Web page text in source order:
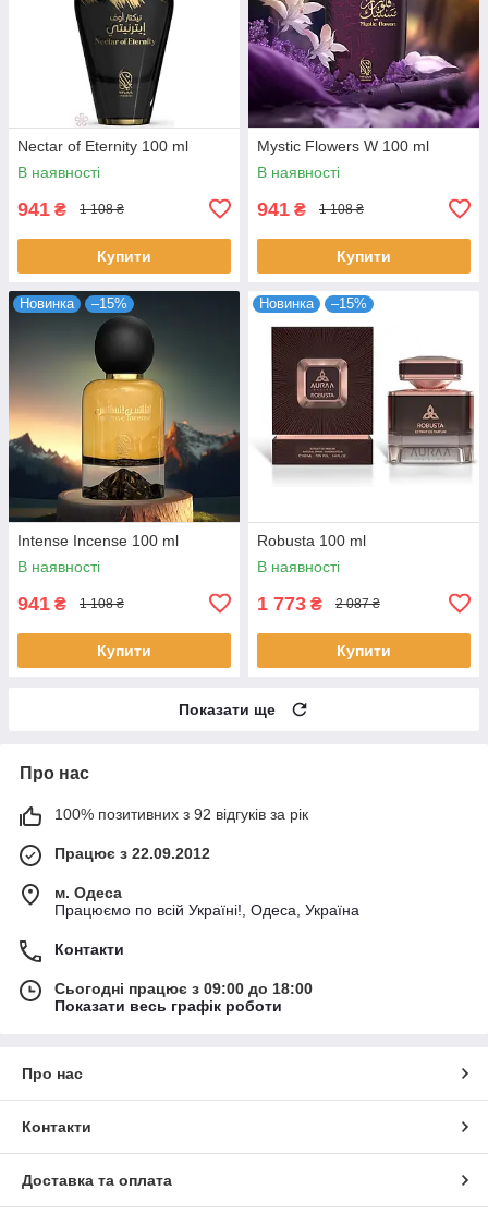
Nectar of Eternity 100 ml
В наявності
941 ₴ 1 108 ₴
Купити
Mystic Flowers W 100 ml
В наявності
941 ₴ 1 108 ₴
Купити
Новинка –15%
Intense Incense 100 ml
В наявності
941 ₴ 1 108 ₴
Купити
Новинка –15%
Robusta 100 ml
В наявності
1 773 ₴ 2 087 ₴
Купити
Показати ще
Про нас
100% позитивних з 92 відгуків за рік
Працює з 22.09.2012
м. Одеса
Працюємо по всій Україні!, Одеса, Україна
Контакти
Сьогодні працює з 09:00 до 18:00
Показати весь графік роботи
Про нас
Контакти
Доставка та оплата